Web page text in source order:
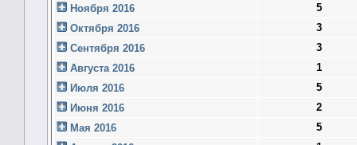
Ноября 2016
5
Октября 2016
3
Сентября 2016
3
Августа 2016
1
Июля 2016
5
Июня 2016
2
Мая 2016
5